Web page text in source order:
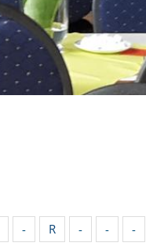
- R - - -